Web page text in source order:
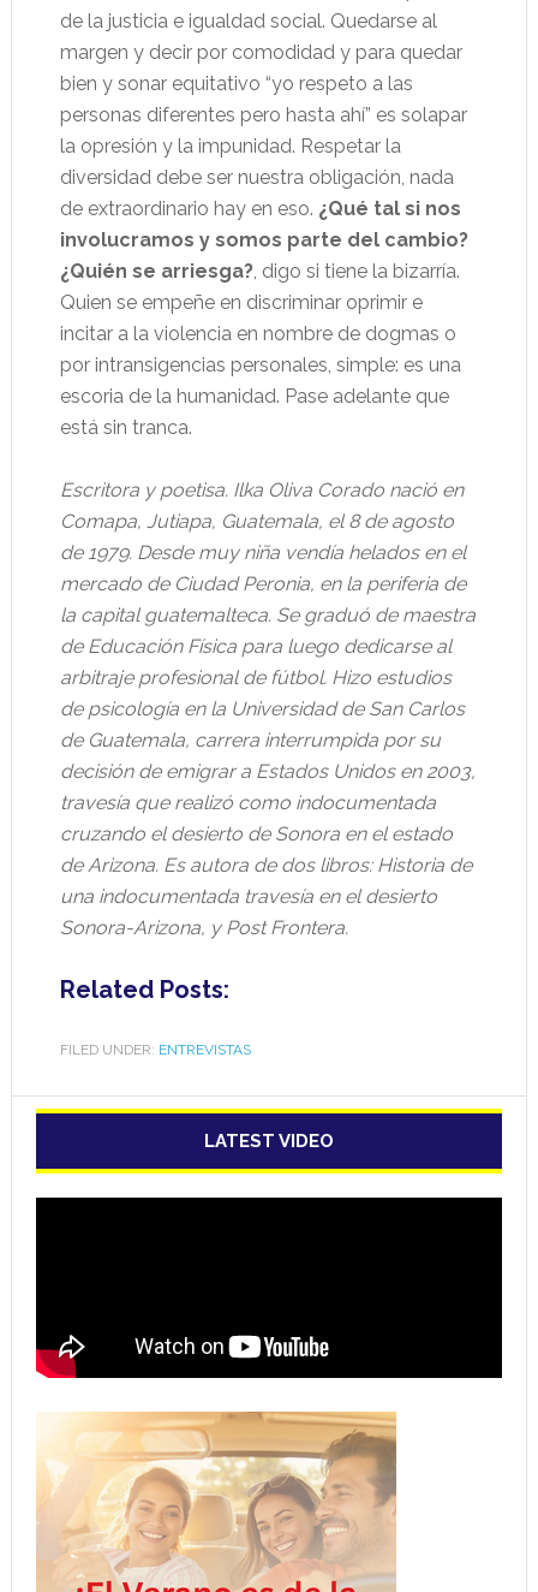
de la justicia e igualdad social. Quedarse al
margen y decir por comodidad y para quedar
bien y sonar equitativo “yo respeto a las
personas diferentes pero hasta ahí” es solapar
la opresión y la impunidad. Respetar la
diversidad debe ser nuestra obligación, nada
de extraordinario hay en eso. ¿Qué tal si nos
involucramos y somos parte del cambio?
¿Quién se arriesga?, digo si tiene la bizarría.
Quien se empeñe en discriminar oprimir e
incitar a la violencia en nombre de dogmas o
por intransigencias personales, simple: es una
escoria de la humanidad. Pase adelante que
está sin tranca.
Escritora y poetisa. Ilka Oliva Corado nació en
Comapa, Jutiapa, Guatemala, el 8 de agosto
de 1979. Desde muy niña vendía helados en el
mercado de Ciudad Peronia, en la periferia de
la capital guatemalteca. Se graduó de maestra
de Educación Física para luego dedicarse al
arbitraje profesional de fútbol. Hizo estudios
de psicología en la Universidad de San Carlos
de Guatemala, carrera interrumpida por su
decisión de emigrar a Estados Unidos en 2003,
travesía que realizó como indocumentada
cruzando el desierto de Sonora en el estado
de Arizona. Es autora de dos libros: Historia de
una indocumentada travesía en el desierto
Sonora-Arizona, y Post Frontera.
Related Posts:
FILED UNDER: ENTREVISTAS
LATEST VIDEO